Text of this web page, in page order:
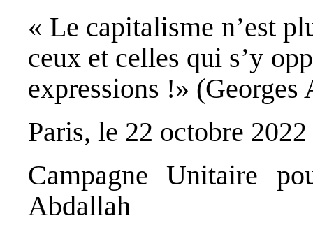
« Le capitalisme n’est
ceux et celles qui s’y
expressions !» (Georges
Paris, le 22 octobre 2022
Campagne Unitaire
Abdallah